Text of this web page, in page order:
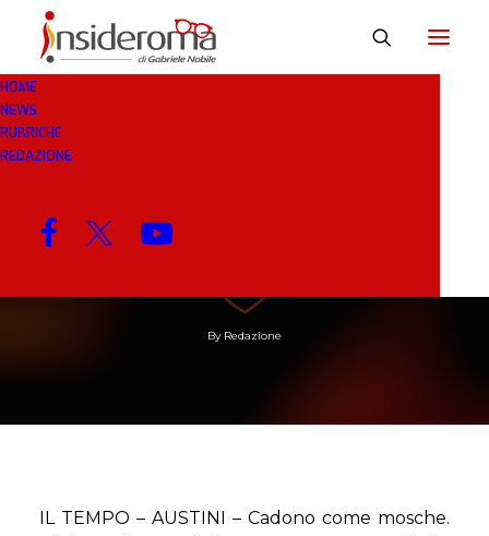
HOME
NEWS
RUBRICHE
REDAZIONE25 MAR 2019
Ecatombe infinita per
By Redazione
IL TEMPO – AUSTINI – Cadono come mosche.